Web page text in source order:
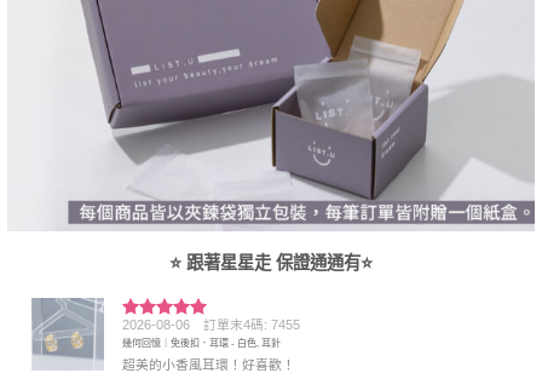
⭐ 跟著星星走 保證通通有⭐
評分5滿
分 5
2026-08-06 訂單末4碼: 7455
幾何回憶｜免後扣．耳環 - 白色, 耳針
超美的小香風耳環！好喜歡！